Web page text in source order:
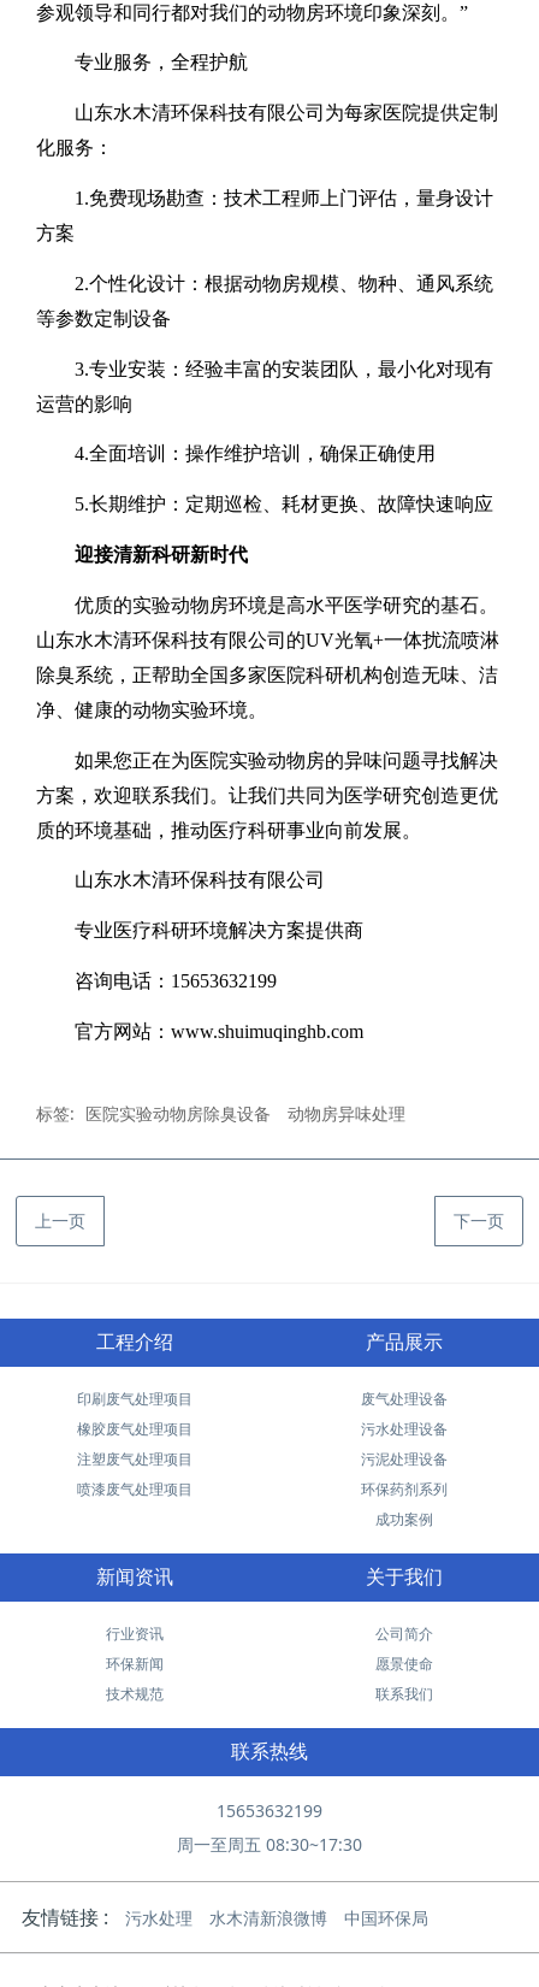
参观领导和同行都对我们的动物房环境印象深刻。”
专业服务，全程护航
山东水木清环保科技有限公司为每家医院提供定制
化服务：
1.免费现场勘查：技术工程师上门评估，量身设计
方案
2.个性化设计：根据动物房规模、物种、通风系统
等参数定制设备
3.专业安装：经验丰富的安装团队，最小化对现有
运营的影响
4.全面培训：操作维护培训，确保正确使用
5.长期维护：定期巡检、耗材更换、故障快速响应
迎接清新科研新时代
优质的实验动物房环境是高水平医学研究的基石。
山东水木清环保科技有限公司的UV光氧+一体扰流喷淋
除臭系统，正帮助全国多家医院科研机构创造无味、洁
净、健康的动物实验环境。
如果您正在为医院实验动物房的异味问题寻找解决
方案，欢迎联系我们。让我们共同为医学研究创造更优
质的环境基础，推动医疗科研事业向前发展。
山东水木清环保科技有限公司
专业医疗科研环境解决方案提供商
咨询电话： 15653632199
官方网站： www.shuimuqinghb.com
标签: 医院实验动物房除臭设备 动物房异味处理
上一页 下一页
工程介绍
印刷废气处理项目
橡胶废气处理项目
注塑废气处理项目
喷漆废气处理项目
产品展示
废气处理设备
污水处理设备
污泥处理设备
环保药剂系列
成功案例
新闻资讯
行业资讯
环保新闻
技术规范
关于我们
公司简介
愿景使命
联系我们
联系热线
15653632199
周一至周五 08:30~17:30
友情链接 : 污水处理 水木清新浪微博 中国环保局